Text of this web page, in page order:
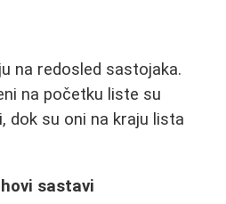
na redosled sastojaka.
na početku liste su
dok su oni na kraju lista
sastavi